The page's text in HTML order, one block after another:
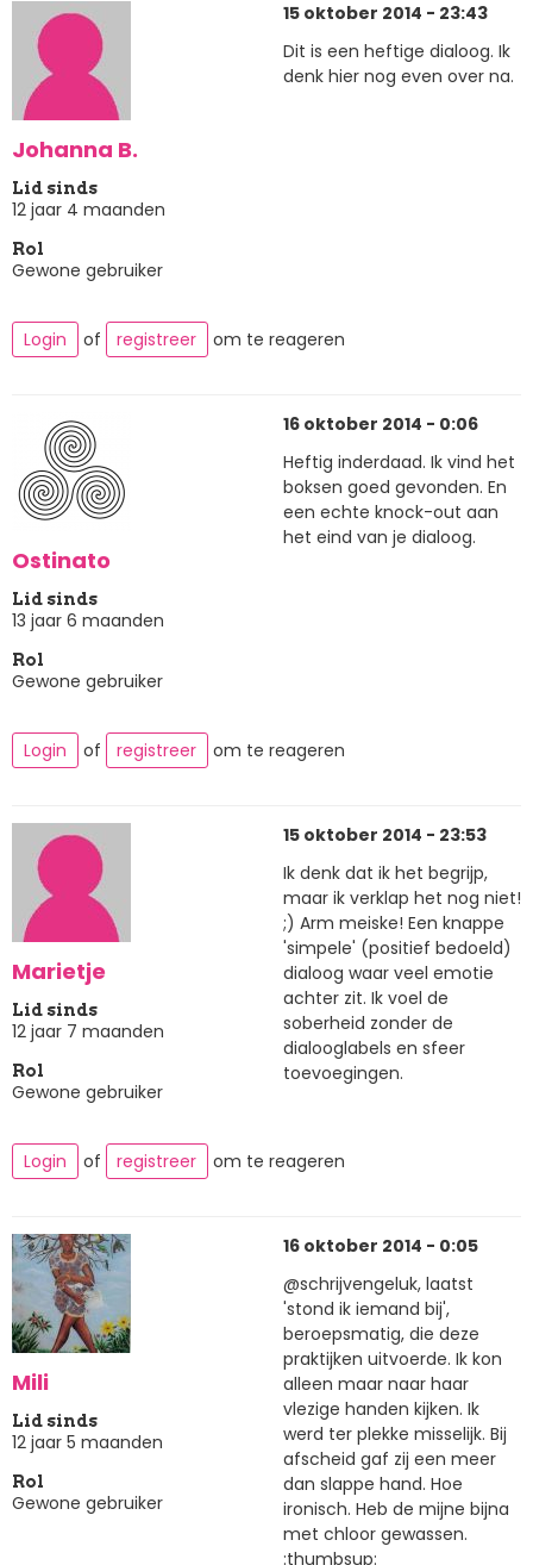
Johanna B.
Lid sinds
12 jaar 4 maanden
Rol
Gewone gebruiker
15 oktober 2014 - 23:43
Dit is een heftige dialoog. Ik
denk hier nog even over na.
Login of registreer om te reageren
Ostinato
Lid sinds
13 jaar 6 maanden
Rol
Gewone gebruiker
16 oktober 2014 - 0:06
Heftig inderdaad. Ik vind het
boksen goed gevonden. En
een echte knock-out aan
het eind van je dialoog.
Login of registreer om te reageren
Marietje
Lid sinds
12 jaar 7 maanden
Rol
Gewone gebruiker
15 oktober 2014 - 23:53
Ik denk dat ik het begrijp,
maar ik verklap het nog niet!
;) Arm meiske! Een knappe
'simpele' (positief bedoeld)
dialoog waar veel emotie
achter zit. Ik voel de
soberheid zonder de
dialooglabels en sfeer
toevoegingen.
Login of registreer om te reageren
Mili
Lid sinds
12 jaar 5 maanden
Rol
Gewone gebruiker
16 oktober 2014 - 0:05
@schrijvengeluk, laatst
'stond ik iemand bij',
beroepsmatig, die deze
praktijken uitvoerde. Ik kon
alleen maar naar haar
vlezige handen kijken. Ik
werd ter plekke misselijk. Bij
afscheid gaf zij een meer
dan slappe hand. Hoe
ironisch. Heb de mijne bijna
met chloor gewassen.
:thumbsup: